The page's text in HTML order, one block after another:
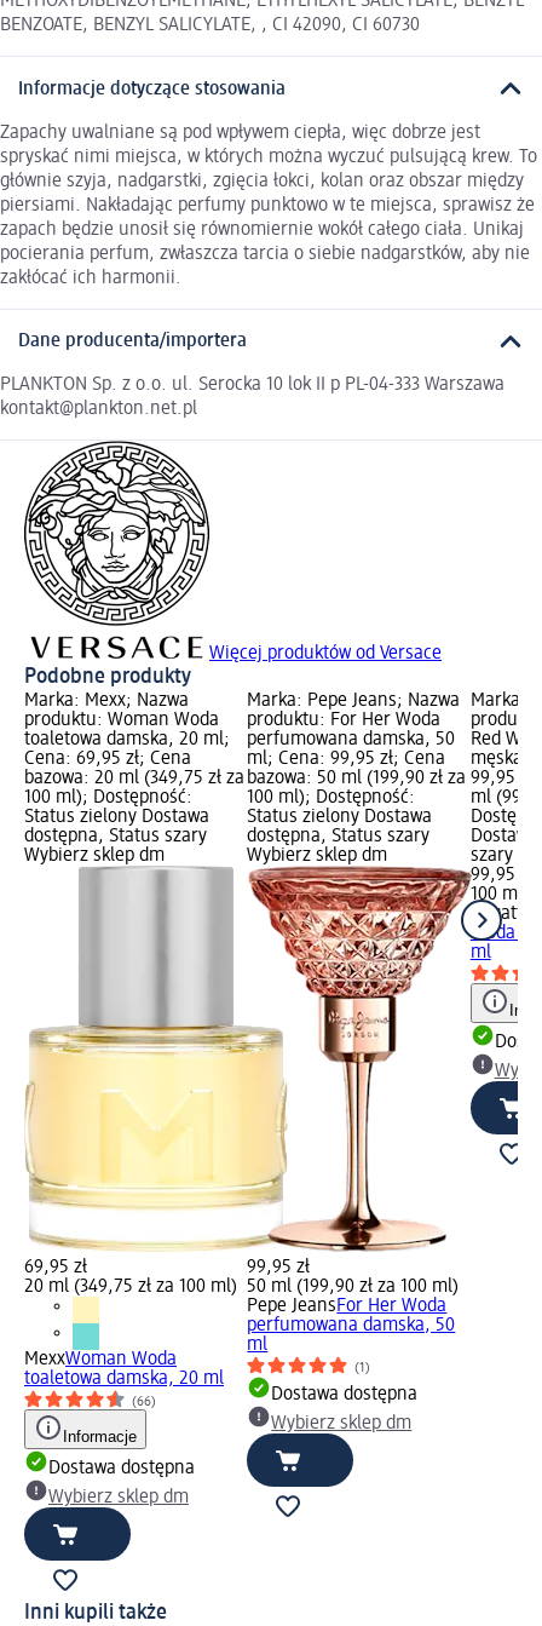
BENZOATE, BENZYL SALICYLATE, , CI 42090, CI 60730
Informacje dotyczące stosowania
Zapachy uwalniane są pod wpływem ciepła, więc dobrze jest
spryskać nimi miejsca, w których można wyczuć pulsującą krew. To
głównie szyja, nadgarstki, zgięcia łokci, kolan oraz obszar między
piersiami. Nakładając perfumy punktowo w te miejsca, sprawisz że
zapach będzie unosił się równomiernie wokół całego ciała. Unikaj
pocierania perfum, zwłaszcza tarcia o siebie nadgarstków, aby nie
zakłócać ich harmonii.
Dane producenta/importera
PLANKTON Sp. z o.o. ul. Serocka 10 lok II p PL-04-333 Warszawa
kontakt@plankton.net.pl
Więcej produktów od Versace
Podobne produkty
Marka: Mexx; Nazwa
produktu: Woman Woda
toaletowa damska, 20 ml;
Cena: 69,95 zł; Cena
bazowa: 20 ml (349,75 zł za
100 ml); Dostępność:
Status zielony Dostawa
dostępna, Status szary
Wybierz sklep dm
69,95 zł
20 ml (349,75 zł za 100 ml)
MexxWoman Woda
toaletowa damska, 20 ml
(66)
Informacje
Dostawa dostępna
Wybierz sklep dm
Marka: Pepe Jeans; Nazwa
produktu: For Her Woda
perfumowana damska, 50
ml; Cena: 99,95 zł; Cena
bazowa: 50 ml (199,90 zł za
100 ml); Dostępność:
Status zielony Dostawa
dostępna, Status szary
Wybierz sklep dm
99,95 zł
50 ml (199,90 zł za 100 ml)
Pepe JeansFor Her Woda
perfumowana damska, 50
ml
(1)
Dostawa dostępna
Wybierz sklep dm
Marka:
Red
męska,
99,95
ml
szary
99,95 zł
100 ml
bugatti
Woda
ml
Inni kupili także